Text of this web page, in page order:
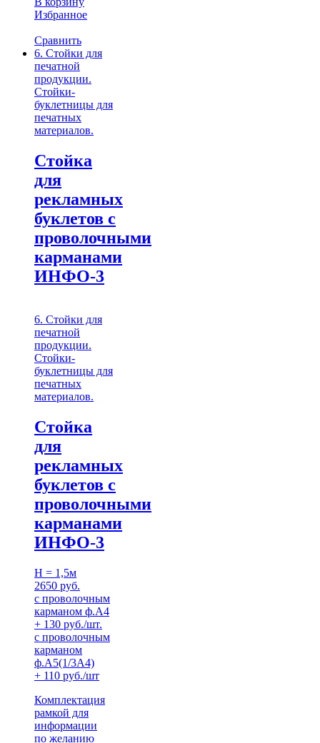
Избранное
Сравнить
6. Стойки для
печатной
продукции.
Стойки-
буклетницы для
печатных
материалов.
Стойка
для
рекламных
буклетов с
проволочными
карманами
ИНФО-3
6. Стойки для
печатной
продукции.
Стойки-
буклетницы для
печатных
материалов.
Стойка
для
рекламных
буклетов с
проволочными
карманами
ИНФО-3
H = 1,5м
2650 руб.
с проволочным
карманом ф.А4
+ 130 руб./шт.
с проволочным
карманом
ф.А5(1/3А4)
+ 110 руб./шт
Комплектация
рамкой для
информации
по желанию